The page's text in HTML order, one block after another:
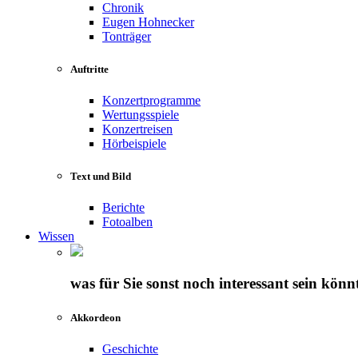
Chronik
Eugen Hohnecker
Tonträger
Auftritte
Konzertprogramme
Wertungsspiele
Konzertreisen
Hörbeispiele
Text und Bild
Berichte
Fotoalben
Wissen
was für Sie sonst noch interessant sein
Akkordeon
Geschichte